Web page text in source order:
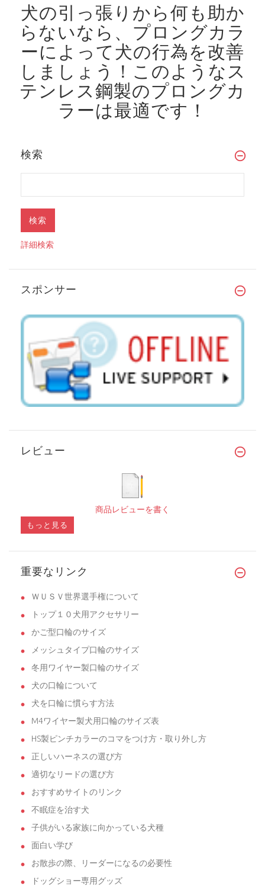
犬の引っ張りから何も助か
らないなら、プロングカラ
ーによって犬の行為を改善
しましょう！ このようなス
テンレス鋼製のプロングカ
ラーは最適です！
検索
詳細検索
スポンサー
レビュー
商品レビューを書く
もっと見る
重要なリンク
ＷＵＳＶ世界選手権について
トップ１０犬用アクセサリー
かご型口輪のサイズ
メッシュタイプ口輪のサイズ
冬用ワイヤー製口輪のサイズ
犬の口輪について
犬を口輪に慣らす方法
M4ワイヤー製犬用口輪のサイズ表
HS製ピンチカラーのコマをつけ方・取り外し方
正しいハーネスの選び方
適切なリードの選び方
おすすめサイトのリンク
不眠症を治す犬
子供がいる家族に向かっている犬種
面白い学び
お散歩の際、リーダーになるの必要性
ドッグショー専用グッズ